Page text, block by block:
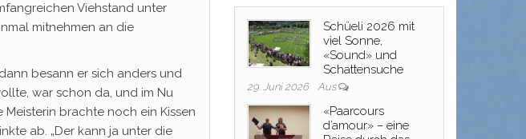
Viehstand unter
mitnehmen an die
besann er sich anders und
war schon da, und im Nu
brachte noch ein Kissen
ab. „Der kann ja unter die
Schüeli 2026 mit
viel Sonne,
«Sound» und
Schattensuche
29. Juni 2026 Aus
«Paarcours
d’amour» – eine